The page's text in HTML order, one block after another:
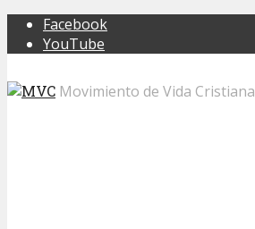
Facebook
YouTube
Movimiento de Vida Cristiana